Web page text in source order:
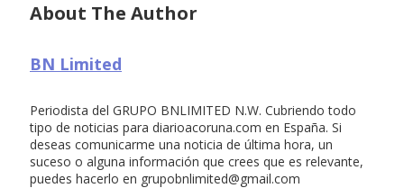
About The Author
BN Limited
Periodista del GRUPO BNLIMITED N.W. Cubriendo todo
tipo de noticias para diarioacoruna.com en España. Si
deseas comunicarme una noticia de última hora, un
suceso o alguna información que crees que es relevante,
puedes hacerlo en grupobnlimited@gmail.com